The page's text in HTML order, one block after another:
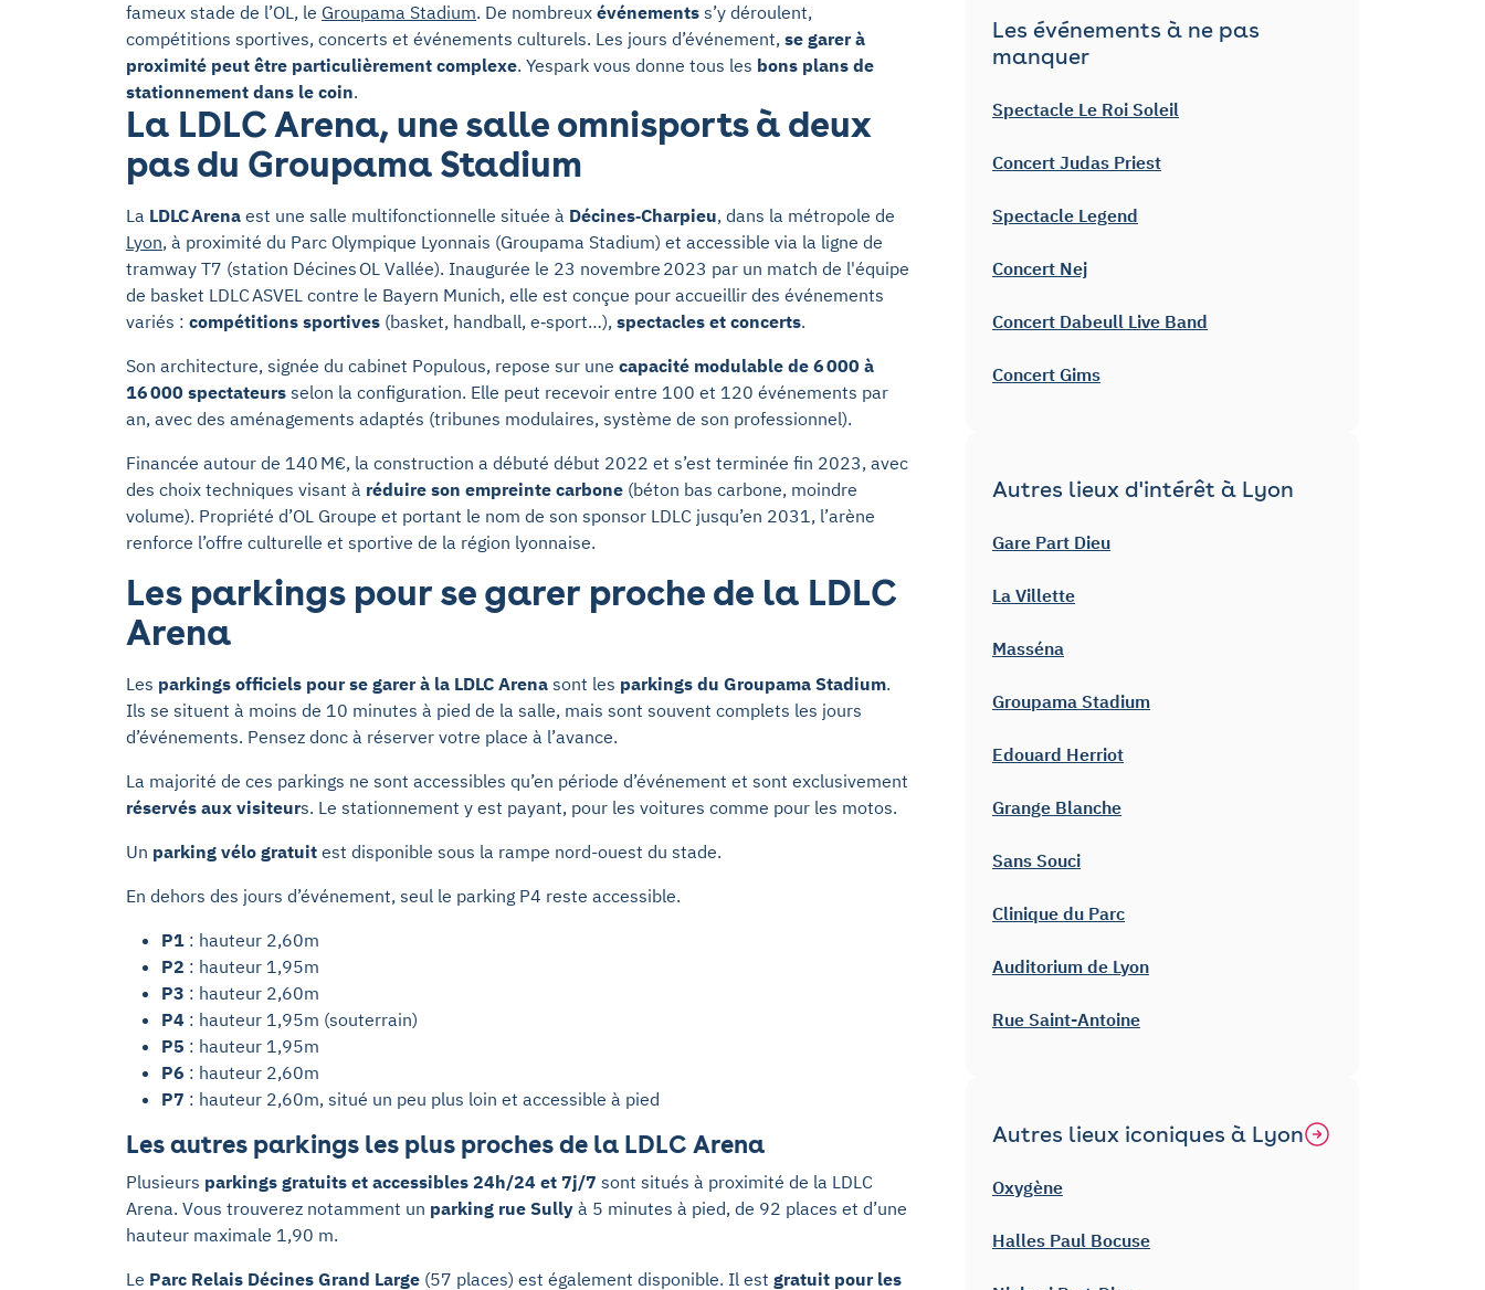
fameux stade de l’OL, le Groupama Stadium. De nombreux événements s’y déroulent,
compétitions sportives, concerts et événements culturels. Les jours d’événement, se garer à
proximité peut être particulièrement complexe. Yespark vous donne tous les bons plans de
stationnement dans le coin.
La LDLC Arena, une salle omnisports à deux
pas du Groupama Stadium
La LDLC Arena est une salle multifonctionnelle située à Décines‑Charpieu, dans la métropole de
Lyon, à proximité du Parc Olympique Lyonnais (Groupama Stadium) et accessible via la ligne de
tramway T7 (station Décines OL Vallée). Inaugurée le 23 novembre 2023 par un match de l'équipe
de basket LDLC ASVEL contre le Bayern Munich, elle est conçue pour accueillir des événements
variés : compétitions sportives (basket, handball, e‑sport…), spectacles et concerts.
Son architecture, signée du cabinet Populous, repose sur une capacité modulable de 6 000 à
16 000 spectateurs selon la configuration. Elle peut recevoir entre 100 et 120 événements par
an, avec des aménagements adaptés (tribunes modulaires, système de son professionnel).
Financée autour de 140 M€, la construction a débuté début 2022 et s’est terminée fin 2023, avec
des choix techniques visant à réduire son empreinte carbone (béton bas carbone, moindre
volume). Propriété d’OL Groupe et portant le nom de son sponsor LDLC jusqu’en 2031, l’arène
renforce l’offre culturelle et sportive de la région lyonnaise.
Les parkings pour se garer proche de la LDLC
Arena
Les parkings officiels pour se garer à la LDLC Arena sont les parkings du Groupama Stadium.
Ils se situent à moins de 10 minutes à pied de la salle, mais sont souvent complets les jours
d’événements. Pensez donc à réserver votre place à l’avance.
La majorité de ces parkings ne sont accessibles qu’en période d’événement et sont exclusivement
réservés aux visiteurs. Le stationnement y est payant, pour les voitures comme pour les motos.
Un parking vélo gratuit est disponible sous la rampe nord-ouest du stade.
En dehors des jours d’événement, seul le parking P4 reste accessible.
P1 : hauteur 2,60m
P2 : hauteur 1,95m
P3 : hauteur 2,60m
P4 : hauteur 1,95m (souterrain)
P5 : hauteur 1,95m
P6 : hauteur 2,60m
P7 : hauteur 2,60m, situé un peu plus loin et accessible à pied
Les autres parkings les plus proches de la LDLC Arena
Plusieurs parkings gratuits et accessibles 24h/24 et 7j/7 sont situés à proximité de la LDLC
Arena. Vous trouverez notamment un parking rue Sully à 5 minutes à pied, de 92 places et d’une
hauteur maximale 1,90 m.
Le Parc Relais Décines Grand Large (57 places) est également disponible. Il est gratuit pour les
Les événements à ne pas
manquer
Spectacle Le Roi Soleil
Concert Judas Priest
Spectacle Legend
Concert Nej
Concert Dabeull Live Band
Concert Gims
Autres lieux d'intérêt à Lyon
Gare Part Dieu
La Villette
Masséna
Groupama Stadium
Edouard Herriot
Grange Blanche
Sans Souci
Clinique du Parc
Auditorium de Lyon
Rue Saint-Antoine
Autres lieux iconiques à Lyon
Oxygène
Halles Paul Bocuse